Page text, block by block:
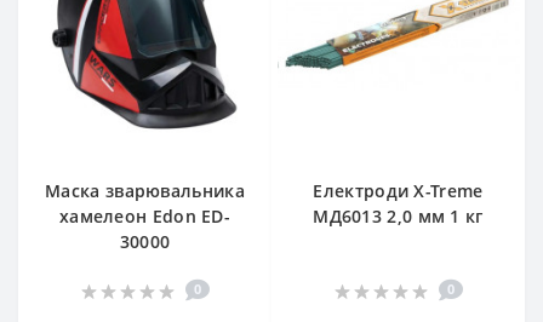
Маска зварювальника
хамелеон Edon ED-
30000
0
Електроди X-Treme
МД6013 2,0 мм 1 кг
0